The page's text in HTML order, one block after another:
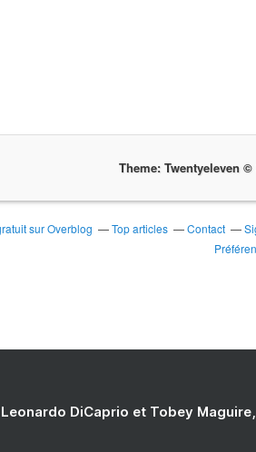
Theme: Twentyeleven ©
sur Overblog Top articles Contact
Leonardo DiCaprio et Tobey